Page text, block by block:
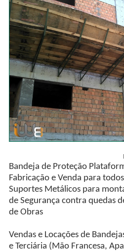
Bandeja de Proteção
Fabricação e Venda para
Suportes Metálicos para
de Segurança contra quedas
de Obras
Vendas e Locações de
e Terciária (Mão Francesa,